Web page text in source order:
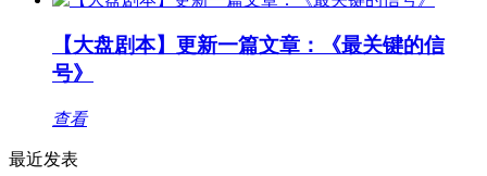
【大盘剧本】更新一篇文章：《最关键的信
号》
查看
最近发表